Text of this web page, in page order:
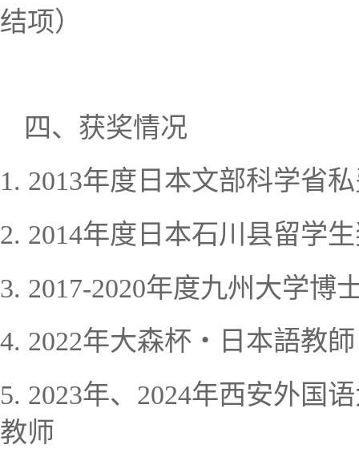
结项）
四、 获奖情况
1. 2013年度日本文部科学省
2. 2014年度日本石川县留学
3. 2017-2020年度九州大学博
4. 2022年大森杯 ・ 日本語教師
5. 2023年、 2024年西安外国
教师